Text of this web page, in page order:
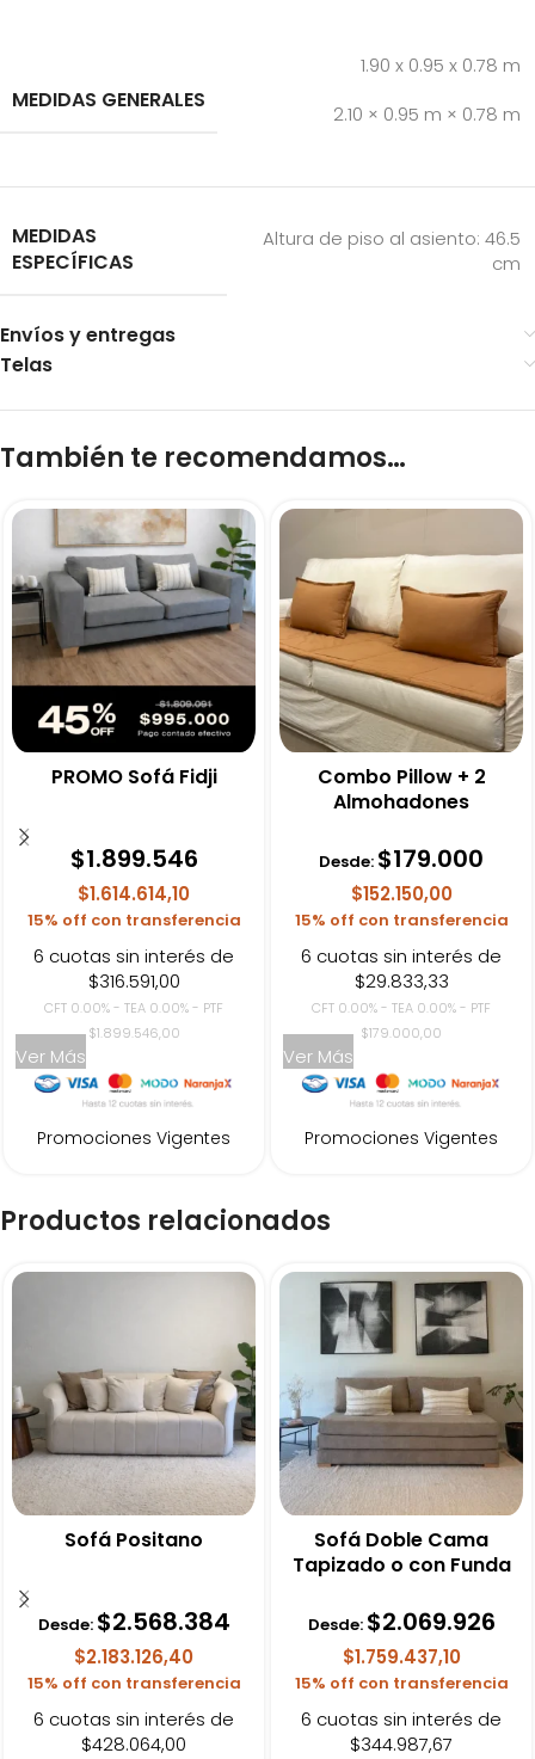
MEDIDAS GENERALES
1.90 x 0.95 x 0.78 m
2.10 × 0.95 m × 0.78 m
MEDIDAS
ESPECÍFICAS
Altura de piso al asiento: 46.5
cm
Envíos y entregas
Telas
También te recomendamos…
PROMO Sofá Fidji
$1.899.546
$1.614.614,10
15% off con transferencia
6 cuotas sin interés de
$316.591,00
CFT 0.00% - TEA 0.00% - PTF
$1.899.546,00
Ver Más
Promociones Vigentes
Combo Pillow + 2
Almohadones
Desde: $179.000
$152.150,00
15% off con transferencia
6 cuotas sin interés de
$29.833,33
CFT 0.00% - TEA 0.00% - PTF
$179.000,00
Ver Más
Promociones Vigentes
Productos relacionados
Sofá Positano
Desde: $2.568.384
$2.183.126,40
15% off con transferencia
6 cuotas sin interés de
$428.064,00
Sofá Doble Cama
Tapizado o con Funda
Desde: $2.069.926
$1.759.437,10
15% off con transferencia
6 cuotas sin interés de
$344.987,67